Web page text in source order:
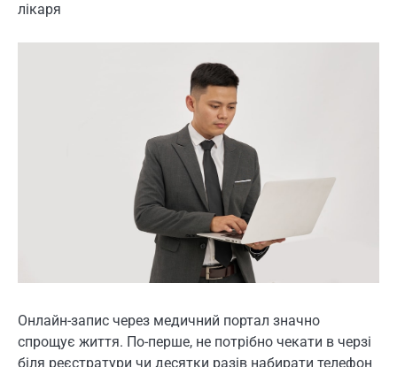
лікаря
Онлайн-запис через медичний портал значно
спрощує життя. По-перше, не потрібно чекати в черзі
біля реєстратури чи десятки разів набирати телефон